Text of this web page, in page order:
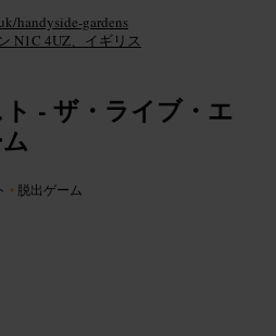
handyside-gardens
N1C 4UZ、イギリス
- ザ・ライブ・エ
• 脱出ゲーム